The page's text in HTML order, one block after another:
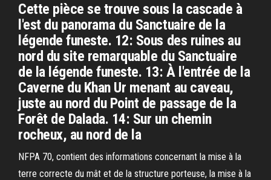
Cette pièce se trouve sous la cascade à
l'est du panorama du Sanctuaire de la
légende funeste. 12: Sous des ruines au
nord du site remarquable du Sanctuaire
de la légende funeste. 13: À l'entrée de la
Caverne du Khan Ur menant au caveau,
juste au nord du Point de passage de la
Forêt de Dalada. 14: Sur un chemin
rocheux, au nord de la
NFPA 70, contient des informations concernant la mise à la
terre correcte du mât et de la structure porteuse, la mise à la